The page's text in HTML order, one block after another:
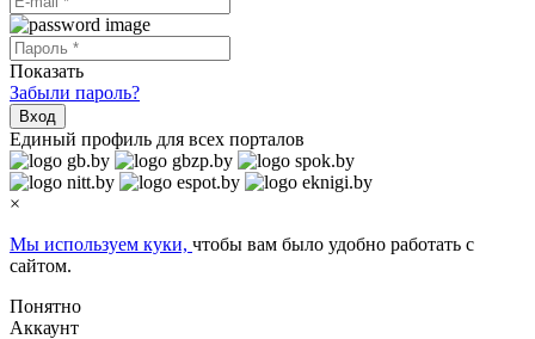
Показать
Забыли пароль?
Вход
Единый профиль для всех порталов
×
Мы используем куки, чтобы вам было удобно работать с
сайтом.
Понятно
Аккаунт